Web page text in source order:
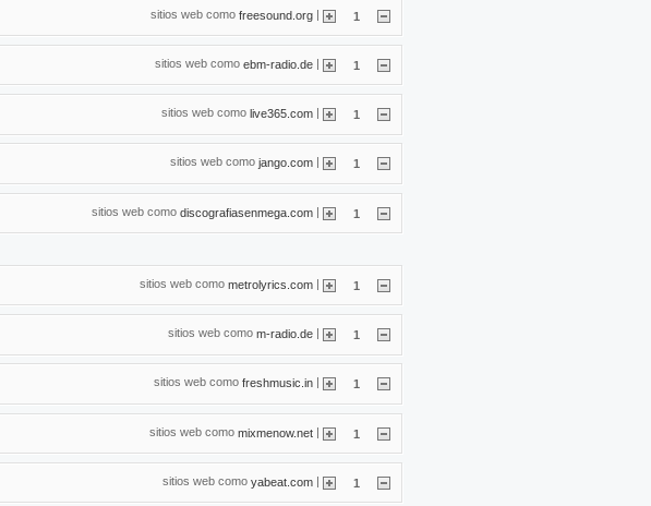
sitios web como freesound.org | 1
sitios web como ebm-radio.de | 1
sitios web como live365.com 1
sitios web como jango.com 1
sitios web como discografiasenmega.com | 1
sitios web como metrolyrics.com | 1
sitios web como m-radio.de | 1
sitios web como freshmusic.in 1
sitios web como mixmenow.net | 1
sitios web como yabeat.com | 1